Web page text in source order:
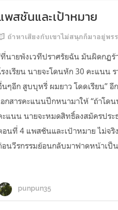
พสชันและเป้าหมาย
ถ้าหาเสียงกับเขาไม่สนุกก็มาอยู่พร
ที่นายพังเวทีปราศรัยฉัน มันผิดกฏร้
รงเรียน นายจะโดนหัก 30 คะแนน
นๆอีก สูบบุหรี่ ผมยาว โดดเรียน” อี
อกสารคะแนนปึกหนามาให้ “ถ้าโด
ะแนน นายจะหมดสิทธิ์ลงสมัครประ
อนที่ 4 แพสชันและเป้าหมาย ไม่จริ
อนวีรกรรมย้อนกลับมาฟาดหน้าเป็น
punpun35